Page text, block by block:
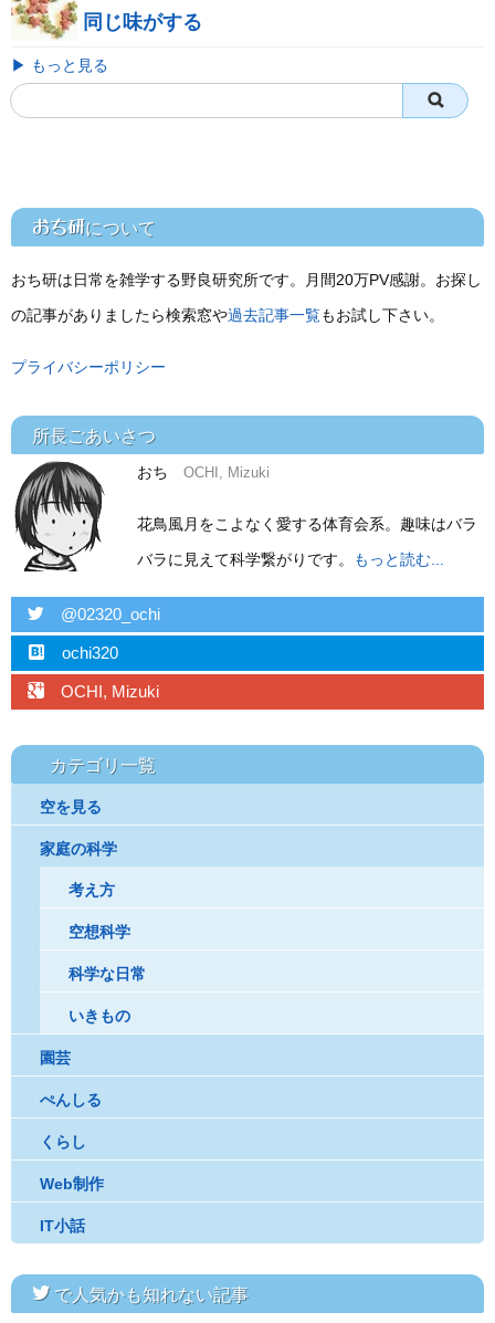
同じ味がする
▶ もっと見る
おち研について
おち研は日常を雑学する野良研究所です。月間20万PV感謝。お探し
の記事がありましたら検索窓や過去記事一覧もお試し下さい。
プライバシーポリシー
所長ごあいさつ
おち OCHI, Mizuki
花鳥風月をこよなく愛する体育会系。趣味はバラ
バラに見えて科学繋がりです。
もっと読む...
twitter @02320_ochi
hatebu ochi320
googleplus OCHI, Mizuki
カテゴリ一覧
空を見る
家庭の科学
考え方
空想科学
科学な日常
いきもの
園芸
ぺんしる
くらし
Web制作
IT小話
twitterで人気かも知れない記事